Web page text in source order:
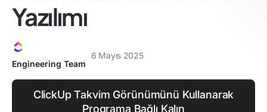
Yazılımı
Engineering Team
6 Mayıs 2025
ClickUp Takvim Görünümünü Kullanarak
Programa Bağlı Kalın